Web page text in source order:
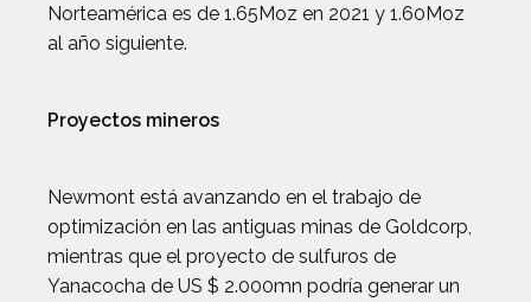
Norteamérica es de 1.65Moz en 2021 y 1.60Moz
al año siguiente.
Proyectos mineros
Newmont está avanzando en el trabajo de
optimización en las antiguas minas de Goldcorp,
mientras que el proyecto de sulfuros de
Yanacocha de US $ 2.000mn podría generar un